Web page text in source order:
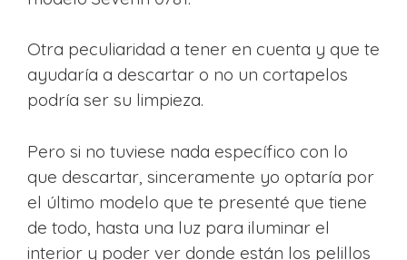
Otra peculiaridad a tener en cuenta y que te
ayudaría a descartar o no un cortapelos
podría ser su limpieza.
Pero si no tuviese nada específico con lo
que descartar, sinceramente yo optaría por
el último modelo que te presenté que tiene
de todo, hasta una luz para iluminar el
interior y poder ver donde están los pelillos